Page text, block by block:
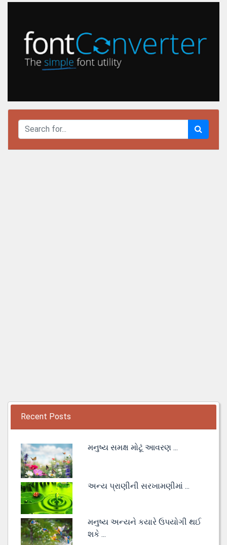
Recent Posts
મનુષ્ય સમક્ષ મોટૂં આવરણ ...
અન્ય પ્રાણીની સરખામણીમાં ...
મનુષ્ય અન્યને કયારે ઉપયોગી થઈ
શકે ...